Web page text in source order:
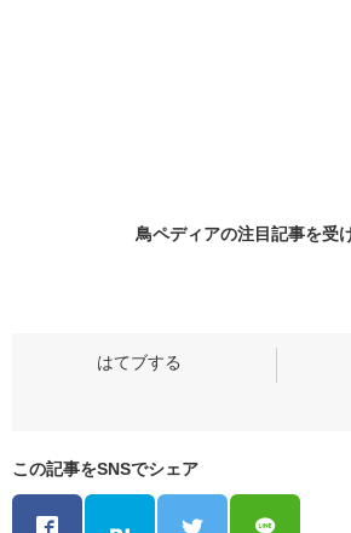
鳥ペディアの注目記事を受
この記事をSNSでシェア